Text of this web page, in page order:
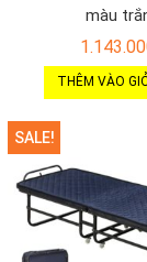
màu
THÊM VÀO
SALE!